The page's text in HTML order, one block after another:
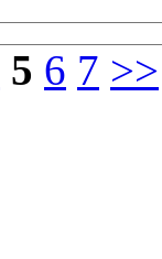
5 6 7 >>